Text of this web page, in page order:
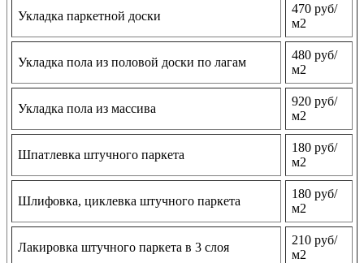
Укладка паркетной доски
470 руб/
м2
Укладка пола из половой доски по лагам
480 руб/
м2
Укладка пола из массива
920 руб/
м2
Шпатлевка штучного паркета
180 руб/
м2
Шлифовка, циклевка штучного паркета
180 руб/
м2
Лакировка штучного паркета в 3 слоя
210 руб/
м2